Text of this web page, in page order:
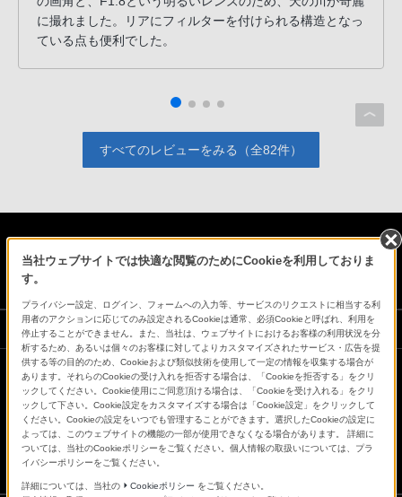
に撮れました。リアにフィルターを付けられる構造となっ
ている点も便利でした。
すべてのレビューをみる（全82件）
当社ウェブサイトでは快適な閲覧のためにCookieを利用しておりま
す。
プライバシー設定、ログイン、フォームへの入力等、サービスのリクエストに相当する利
用者のアクションに応じてのみ設定されるCookieは通常、必須Cookieと呼ばれ、利用を
停止することができません。また、当社は、ウェブサイトにおけるお客様の利用状況を分
析するため、あるいは個々のお客様に対してよりカスタマイズされたサービス・広告を提
供する等の目的のため、Cookieおよび類似技術を使用して一定の情報を収集する場合が
あります。それらのCookieの受け入れを拒否する場合は、「Cookieを拒否する」をクリ
ックしてください。Cookie使用にご同意頂ける場合は、「Cookieを受け入れる」をクリ
ックして下さい。Cookie設定をカスタマイズする場合は「Cookie設定」をクリックして
ください。Cookieの設定をいつでも管理することができます。選択したCookieの設定に
よっては、このウェブサイトの機能の一部が使用できなくなる場合があります。 詳細に
ついては、当社のCookieポリシーをご覧ください。個人情報の取扱いについては、プラ
イバシーポリシーをご覧ください。
詳細については、当社の Cookieポリシー をご覧ください。
日本
ソニーストアでのお買い物にあたって
会社情報 採用情報 特約店のご案内
ニュースリリース
環境情報
My Sony 利用規約